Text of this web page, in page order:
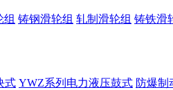
组 铸钢滑轮组 轧制滑轮组 铸铁滑
式 YWZ系列电力液压鼓式 防爆制